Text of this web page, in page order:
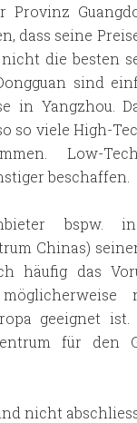
Provinz
dass seine
die besten
sind
in Yangzhou.
so viele High-
Low-
beschaffen.
bspw.
Chinas)
häufig das
geeignet
für den
nicht